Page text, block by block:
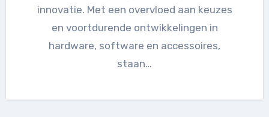
innovatie. Met een overvloed aan keuzes
en voortdurende ontwikkelingen in
hardware, software en accessoires,
staan…